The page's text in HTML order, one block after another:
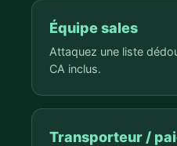
Équipe sales
Attaquez une liste
CA inclus.
Transporteur /